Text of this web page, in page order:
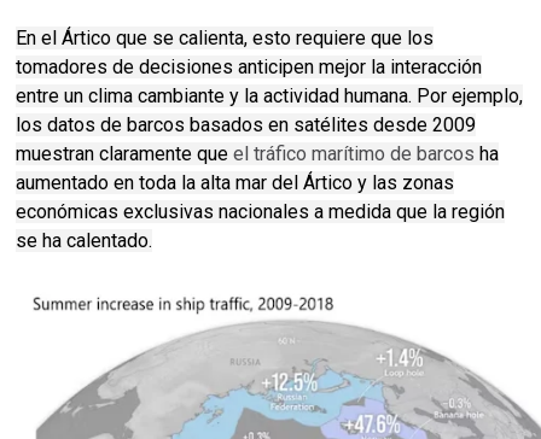
En el Ártico que se calienta, esto requiere que los
tomadores de decisiones anticipen mejor la interacción
entre un clima cambiante y la actividad humana. Por ejemplo,
los datos de barcos basados ​​en satélites desde 2009
muestran claramente queel tráfico marítimo de barcos ha
aumentado en toda la alta mar del Ártico y las zonas
económicas exclusivas nacionales a medida que la región
se ha calentado.